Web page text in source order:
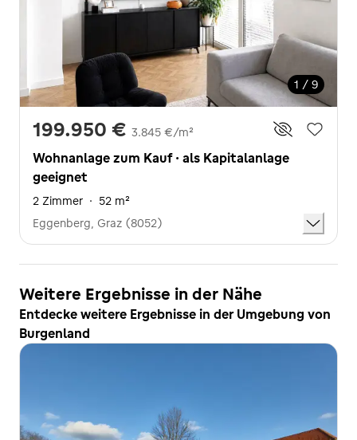
1 / 9
199.950 € 3.845 €/m²
Wohnanlage zum Kauf · als Kapitalanlage
geeignet
2 Zimmer · 52 m²
Eggenberg, Graz (8052)
Weitere Ergebnisse in der Nähe
Entdecke weitere Ergebnisse in der Umgebung von
Burgenland